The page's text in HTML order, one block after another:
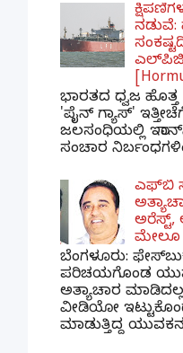
ಎಲ್‌ಪಿಜಿ
ಭಾರತದ ಧ್ವಜ
'ಪೈನ್ ಗ್ಯಾಸ್'
ಜಲಸಂಧಿಯಲ್ಲಿ
ಸಂಚಾರ
ಎಫ್‌ಬಿ
ಬೆಂಗಳೂರು:
ಪರಿಚಯಗೊಂಡ
ಅತ್ಯಾಚಾರ
ವೀಡಿಯೋ
ಮಾಡುತ್ತಿದ್ದ